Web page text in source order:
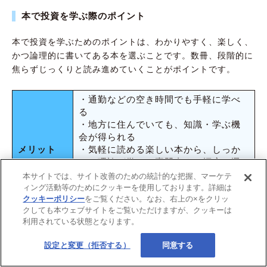
本で投資を学ぶ際のポイント
本で投資を学ぶためのポイントは、わかりやすく、楽しく、
かつ論理的に書いてある本を選ぶことです。数冊、段階的に
焦らずじっくりと読み進めていくことがポイントです。
メリット
・通勤などの空き時間でも手軽に学べ
る
・地方に住んでいても、知識・学ぶ機
会が得られる
・気軽に読める楽しい本から、しっか
りと理論が学べる専門書まで幅広い選
択肢がある
・一般的に数冊読んでも数千円以内で
収まり、費用対効果が高い
デメリット
・中には理論的でない（たまたまうま
くいった程度の一例を載せている、と
いうレベルの）内容の本もある
・ある程度の知識を得るには、数冊読
本サイトでは、サイト改善のための統計的な把握、マーケテ
ィング活動等のためにクッキーを使用しております。詳細は
クッキーポリシーをご覧ください。なお、右上の×をクリッ
クしても本ウェブサイトをご覧いただけますが、クッキーは
利用されている状態となります。
設定と変更（拒否する） 同意する